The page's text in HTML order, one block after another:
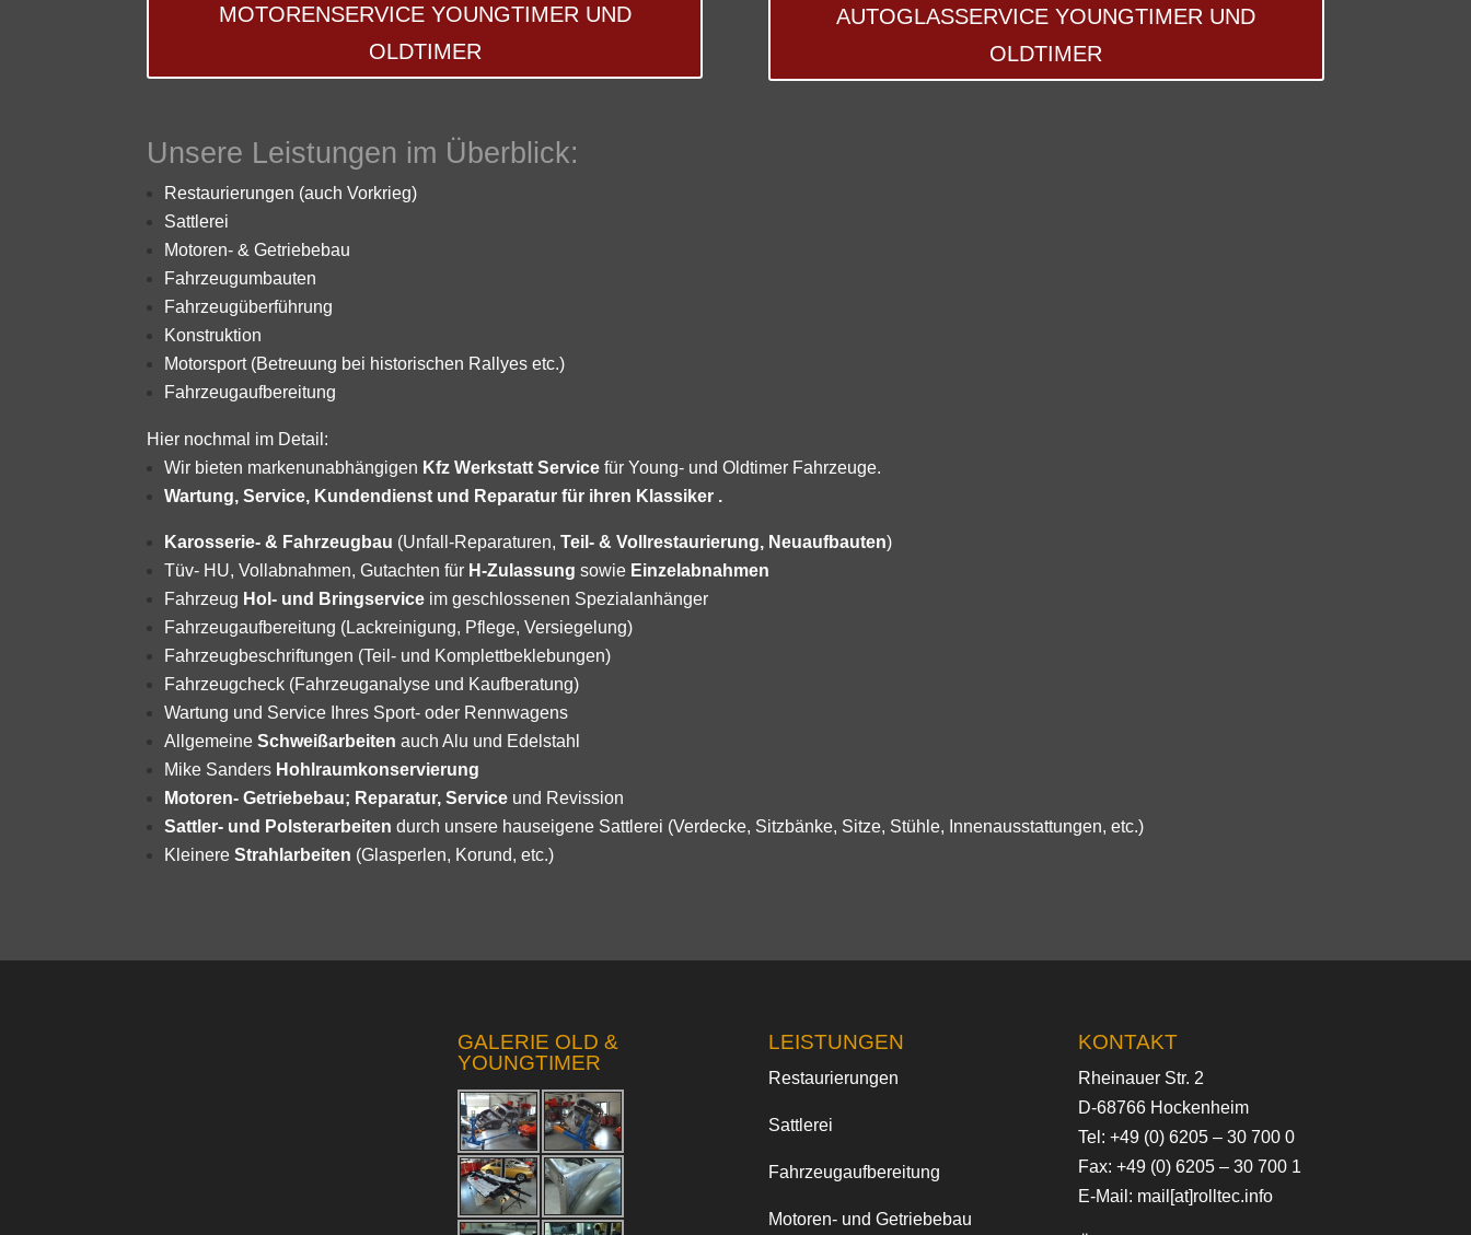
MOTORENSERVICE YOUNGTIMER UND
OLDTIMER
AUTOGLASSERVICE YOUNGTIMER UND
OLDTIMER
Unsere Leistungen im Überblick:
Restaurierungen (auch Vorkrieg)
Sattlerei
Motoren- & Getriebebau
Fahrzeugumbauten
Fahrzeugüberführung
Konstruktion
Motorsport(Betreuung bei historischen Rallyes etc.)
Fahrzeugaufbereitung
Hier nochmal im Detail:
Wir bieten markenunabhängigen Kfz Werkstatt Service für Young- und Oldtimer Fahrzeuge.
Wartung, Service, Kundendienst und Reparatur für ihren Klassiker .
Karosserie- & Fahrzeugbau (Unfall-Reparaturen,Teil- & Vollrestaurierung, Neuaufbauten)
Tüv- HU, Vollabnahmen, Gutachten für H-Zulassung sowie Einzelabnahmen
Fahrzeug Hol- und Bringservice im geschlossenen Spezialanhänger
Fahrzeugaufbereitung (Lackreinigung, Pflege, Versiegelung)
Fahrzeugbeschriftungen (Teil- und Komplettbeklebungen)
Fahrzeugcheck (Fahrzeuganalyse und Kaufberatung)
Wartung und Service Ihres Sport- oder Rennwagens
AllgemeineSchweißarbeiten auch Alu und Edelstahl
Mike Sanders Hohlraumkonservierung
Motoren- Getriebebau; Reparatur, Service und Revission
Sattler- und Polsterarbeitendurch unsere hauseigene Sattlerei (Verdecke, Sitzbänke, Sitze, Stühle, Innenausstattungen, etc.)
KleinereStrahlarbeiten (Glasperlen, Korund, etc.)
GALERIE OLD &
YOUNGTIMER
LEISTUNGEN
Restaurierungen
Sattlerei
Fahrzeugaufbereitung
Motoren- und Getriebebau
KONTAKT
Rheinauer Str. 2
D-68766 Hockenheim
Tel:+49 (0) 6205 – 30 700 0
Fax: +49 (0) 6205 – 30 700 1
E-Mail: mail[at]rolltec.info